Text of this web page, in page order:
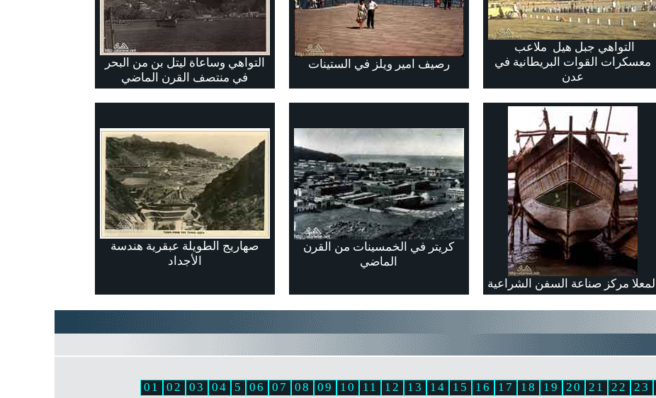
التواهي وساعاة ليتل بن من البحر
في منتصف القرن الماضي
رصيف امير ويلز في الستينات
معسكرات القوات البريطانية في
عدن
صهاريج الطويلة عبقرية هندسة
الأجداد
كريتر في الخمسينات من القرن
الماضي
المعلا مركز صناعة السفن الشراعية
01 02 03 04 5 06 07 08 09 10 11 12 13 14 15 16 17 18 19 20 21 22 23